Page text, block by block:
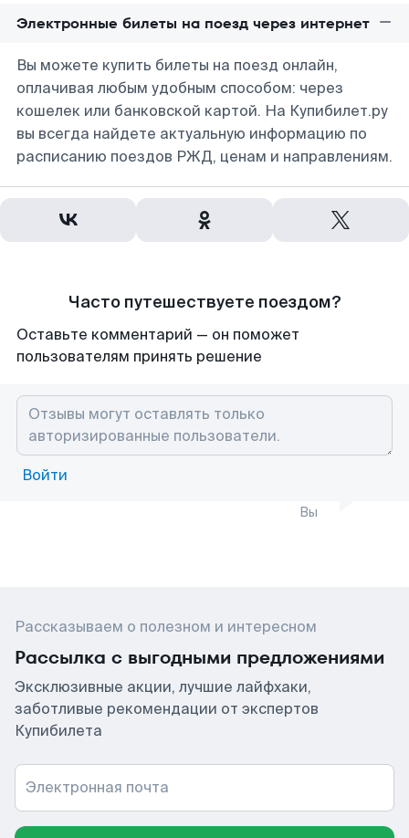
Электронные билеты на поезд через интернет
Вы можете купить билеты на поезд онлайн,
оплачивая любым удобным способом: через
кошелек или банковской картой. На Купибилет.ру
вы всегда найдете актуальную информацию по
расписанию поездов РЖД, ценам и направлениям.
Часто путешествуете поездом?
Оставьте комментарий — он поможет
пользователям принять решение
Войти
Вы
Рассказываем о полезном и интересном
Рассылка с выгодными предложениями
Эксклюзивные акции, лучшие лайфхаки,
заботливые рекомендации от экспертов
Купибилета
Электронная почта